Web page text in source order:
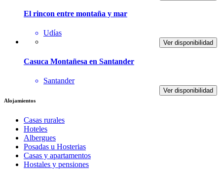
El rincon entre montaña y mar
Udías
Ver disponibilidad
Casuca Montañesa en Santander
Santander
Ver disponibilidad
Alojamientos
Casas rurales
Hoteles
Albergues
Posadas u Hosterias
Casas y apartamentos
Hostales y pensiones